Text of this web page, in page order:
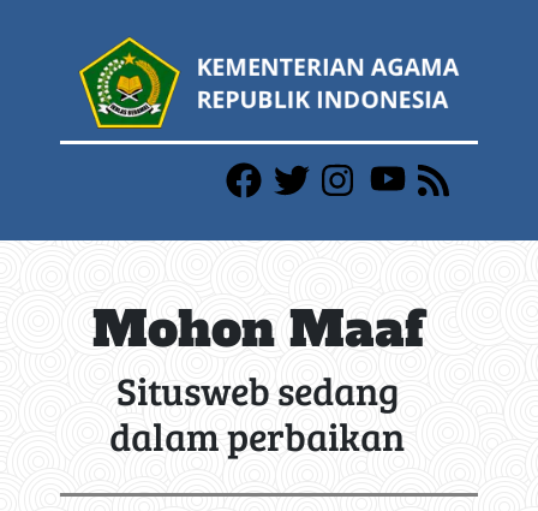
Mohon Maaf
Situsweb sedang
dalam perbaikan